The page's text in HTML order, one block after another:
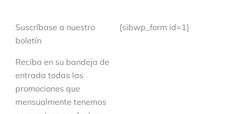
Suscríbase a nuestro
boletín
Reciba en su bandeja de
entrada todas las
promociones que
mensualmente tenemos
[sibwp_form id=1]